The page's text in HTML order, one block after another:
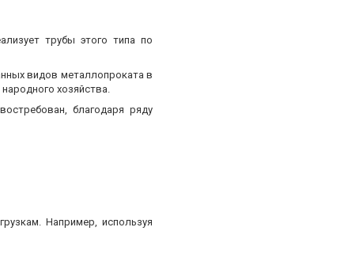
трубы этого типа по
видов металлопроката в
хозяйства.
благодаря ряду
Например, используя